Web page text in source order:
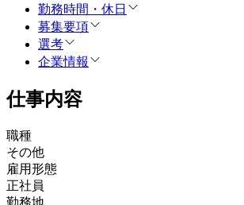
勤務時間・休日
募集要項
選考
企業情報
仕事内容
職種
その他
雇用形態
正社員
勤務地